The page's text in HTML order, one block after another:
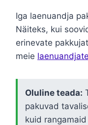
Iga laenuandja
Näiteks, kui
erinevate
meie
Oluline teada:
pakuvad
kuid